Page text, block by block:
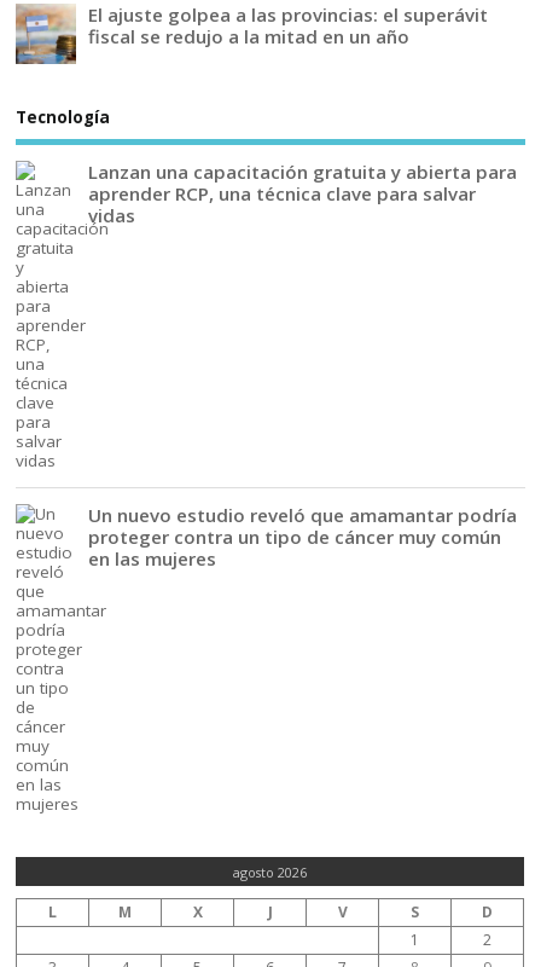
El ajuste golpea a las provincias: el superávit
fiscal se redujo a la mitad en un año
Tecnología
Lanzan una capacitación gratuita y abierta para
aprender RCP, una técnica clave para salvar
vidas
Un nuevo estudio reveló que amamantar podría
proteger contra un tipo de cáncer muy común
en las mujeres
agosto 2026
L M X J V S
D
1
2